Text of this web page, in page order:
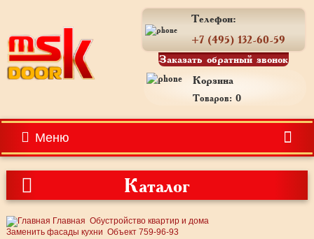
Телефон:
+7 (495) 132-60-59
Заказать обратный звонок
Корзина
Товаров: 0
Меню
Каталог
Главная Обустройство квартир и дома
Заменить фасады кухни Объект 759-96-93